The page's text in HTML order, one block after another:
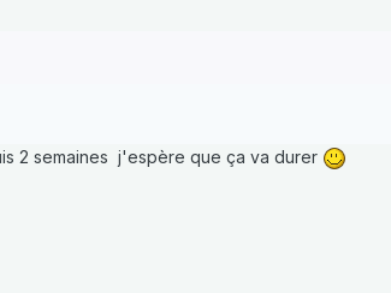
2 semaines j'espère que ça va durer